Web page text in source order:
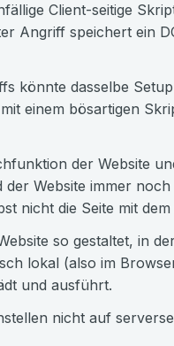
Client-seitige
Angriff speichert ein
könnte dasselbe
einem bösartigen
der Website
der Website immer
nicht die Seite mit
so gestaltet, in
lokal (also im
und ausführt.
nicht auf